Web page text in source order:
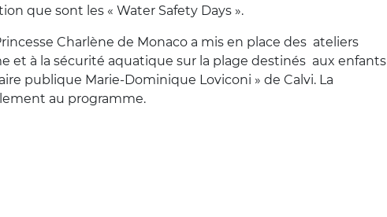
que sont les « Water Safety Days ».
Charlène de Monaco a mis en place des ateliers
et à la sécurité aquatique sur la plage destinés aux enfants
publique Marie-Dominique Loviconi » de Calvi. La
au programme.